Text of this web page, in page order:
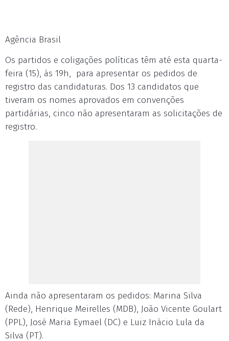
Agência Brasil
Os partidos e coligações políticas têm até esta quarta-
feira (15), às 19h, para apresentar os pedidos de
registro das candidaturas. Dos 13 candidatos que
tiveram os nomes aprovados em convenções
partidárias, cinco não apresentaram as solicitações de
registro.
Ainda não apresentaram os pedidos: Marina Silva
(Rede), Henrique Meirelles (MDB), João Vicente Goulart
(PPL), José Maria Eymael (DC) e Luiz Inácio Lula da
Silva (PT).